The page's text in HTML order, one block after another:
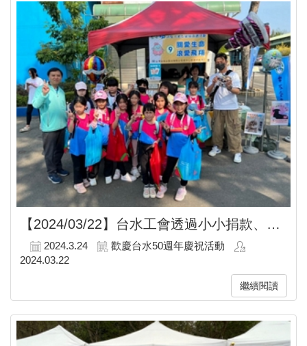
【2024/03/22】 台水工會透過小小捐款、義賣、認養的方式，幫助浪浪找到一個溫暖的家
2024.3.24
歡慶台水50週年慶祝活動
2024.03.22
繼續閱讀